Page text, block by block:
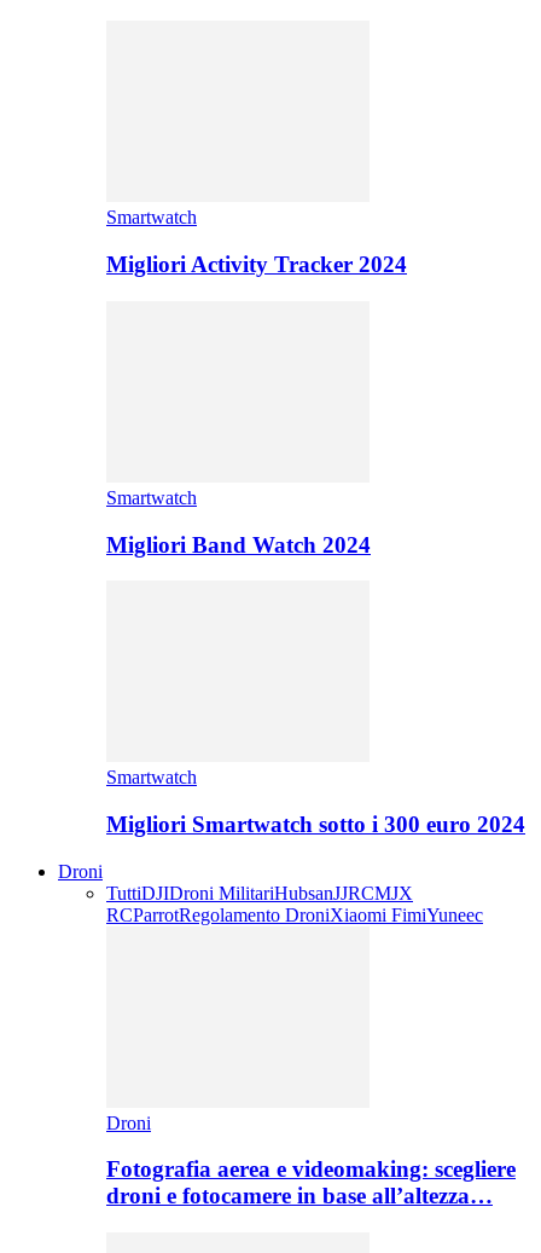
Smartwatch
Migliori Activity Tracker 2024
Smartwatch
Migliori Band Watch 2024
Smartwatch
Migliori Smartwatch sotto i 300 euro 2024
Droni
TuttiDJIDroni MilitariHubsanJJRCMJX
RCParrotRegolamento DroniXiaomi FimiYuneec
Droni
Fotografia aerea e videomaking: scegliere
droni e fotocamere in base all’altezza…